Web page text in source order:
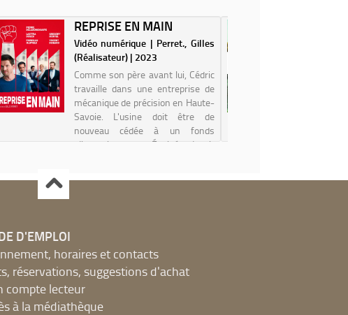
REPRISE EN MAIN
Vidéo numérique | Perret., Gilles
(Réalisateur) | 2023
Comme son père avant lui, Cédric
travaille dans une entreprise de
mécanique de précision en Haute-
Savoie. L'usine doit être de
nouveau cédée à un fonds
d’investissement. Épuisés d’avoir
D'EMPLOI
horaires et contacts
réservations, suggestions d'achat
compte lecteur
à la médiathèque